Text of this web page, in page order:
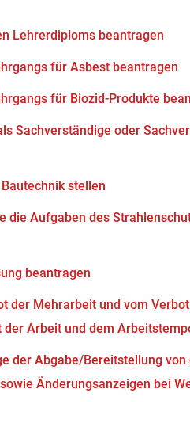
Lehrerdiploms beantragen
für Asbest beantragen
für Biozid-Produkte
Sachverständige oder
stellen
die Aufgaben des
beantragen
der Mehrarbeit und vom
Arbeit und dem
der Abgabe/Bereitstellung
Änderungsanzeigen bei